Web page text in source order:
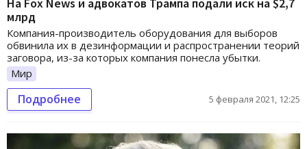
млрд
Компания-производитель оборудования для выборов
обвинила их в дезинформации и распространении теорий
заговора, из-за которых компания понесла убытки.
Мир
Подробнее 5 февраля 2021, 12:25